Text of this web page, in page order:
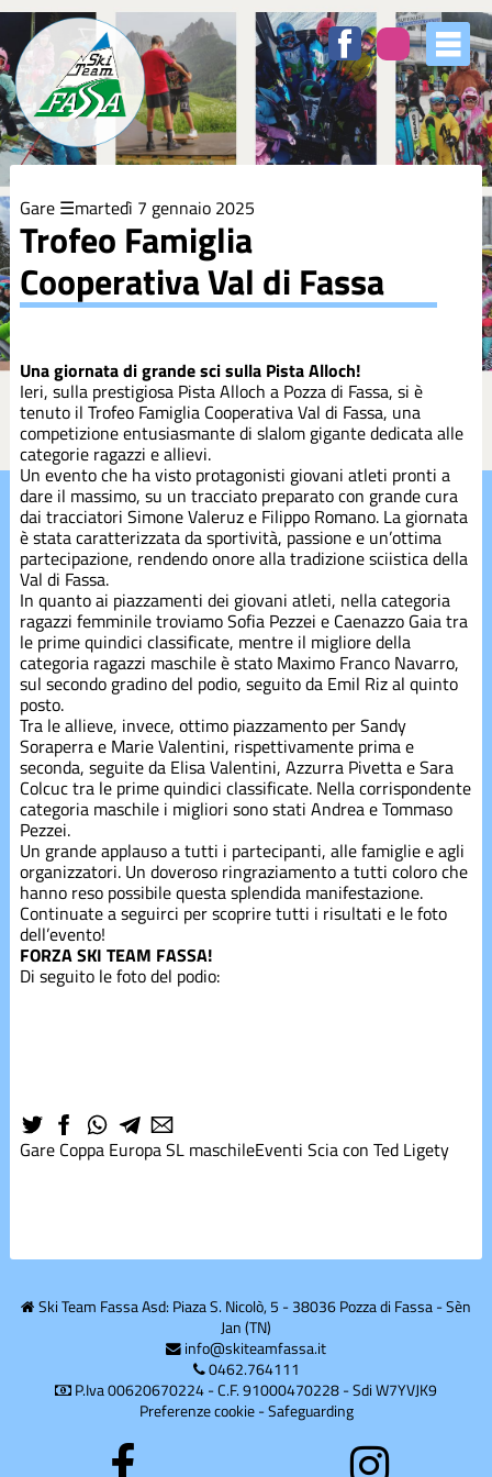
Gare martedì 7 gennaio 2025
Trofeo Famiglia
Cooperativa Val di Fassa
Una giornata di grande sci sulla Pista Alloch!
Ieri, sulla prestigiosa Pista Alloch a Pozza di Fassa, si è
tenuto il Trofeo Famiglia Cooperativa Val di Fassa, una
competizione entusiasmante di slalom gigante dedicata alle
categorie ragazzi e allievi.
Un evento che ha visto protagonisti giovani atleti pronti a
dare il massimo, su un tracciato preparato con grande cura
dai tracciatori Simone Valeruz e Filippo Romano. La giornata
è stata caratterizzata da sportività, passione e un’ottima
partecipazione, rendendo onore alla tradizione sciistica della
Val di Fassa.
In quanto ai piazzamenti dei giovani atleti, nella categoria
ragazzi femminile troviamo Sofia Pezzei e Caenazzo Gaia tra
le prime quindici classificate, mentre il migliore della
categoria ragazzi maschile è stato Maximo Franco Navarro,
sul secondo gradino del podio, seguito da Emil Riz al quinto
posto.
Tra le allieve, invece, ottimo piazzamento per Sandy
Soraperra e Marie Valentini, rispettivamente prima e
seconda, seguite da Elisa Valentini, Azzurra Pivetta e Sara
Colcuc tra le prime quindici classificate. Nella corrispondente
categoria maschile i migliori sono stati Andrea e Tommaso
Pezzei.
Un grande applauso a tutti i partecipanti, alle famiglie e agli
organizzatori. Un doveroso ringraziamento a tutti coloro che
hanno reso possibile questa splendida manifestazione.
Continuate a seguirci per scoprire tutti i risultati e le foto
dell’evento!
FORZA SKI TEAM FASSA!
Di seguito le foto del podio:
Gare Coppa Europa SL maschileEventi Scia con Ted Ligety
degli
argomenti
delle
notizie:
5XMILLE
Azzurri
Club
Europa
Corsi
Corsi estivi
Corsi
inverno
Divise
Divise
Eventi
freeski
Gare
Preparazione
Snowboard
Sponsor
Ski Team Fassa Asd: Piaza S. Nicolò, 5 - 38036 Pozza di Fassa - Sèn
Jan (TN)
info@skiteamfassa.it
0462.764111
P.Iva 00620670224 - C.F. 91000470228 - Sdi W7YVJK9
Preferenze cookie-Safeguarding